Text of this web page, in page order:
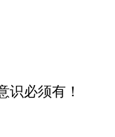
识必须有！